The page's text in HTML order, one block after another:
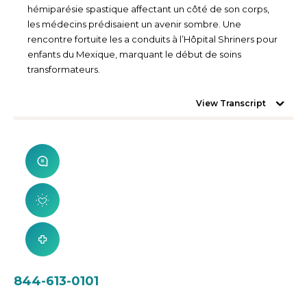
hémiparésie spastique affectant un côté de son corps,
les médecins prédisaient un avenir sombre. Une
rencontre fortuite les a conduits à l’Hôpital Shriners pour
enfants du Mexique, marquant le début de soins
transformateurs.
View Transcript
844-613-0101